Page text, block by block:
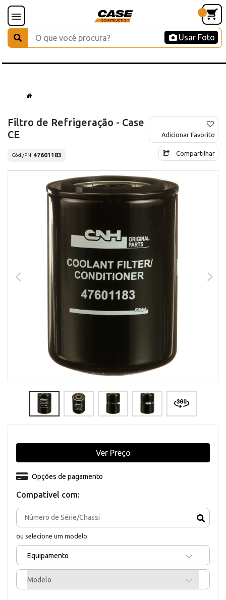
Usar Foto
Filtro de Refrigeração - Case
CE
Cód./PN 47601183
Adicionar Favorito
Compartilhar
Compativel com:
ou selecione um modelo:
Equipamento
Modelo
Opções de pagamento
Ver Preço